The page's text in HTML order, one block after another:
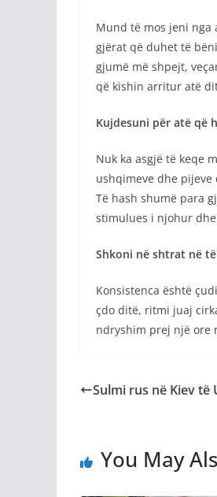
Mund të mos jeni
gjërat që duhet të
gjumë më shpejt,
që kishin arritur atë
Kujdesuni për atë që
Nuk ka asgjë të keqe
ushqimeve dhe
Të hash shumë para
stimulues i njohur
Shkoni në shtrat në
Konsistenca është
çdo ditë, ritmi juaj
ndryshim prej një ore
Sulmi rus në Kiev
You May